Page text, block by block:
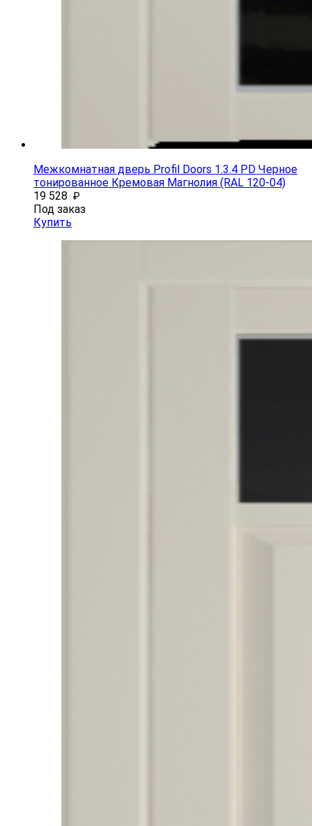
Межкомнатная дверь Profil Doors 1.3.4 PD Черное
тонированное Кремовая Магнолия (RAL 120-04)
19 528 ₽
Под заказ
Купить